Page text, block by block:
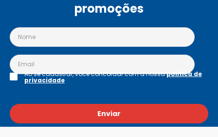
promoções
Enviar
Ao se cadastrar, você concordar com a nossapolítica de
privacidade